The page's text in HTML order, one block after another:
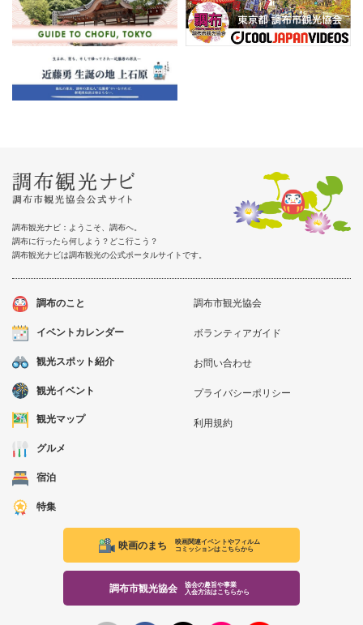
調布観光ナビ：ようこそ、調布へ。
調布に行ったら何しよう？どこ行こう？
調布観光ナビは調布観光の公式ポータルサイトです。
調布のこと
イベントカレンダー
観光スポット紹介
観光イベント
観光マップ
グルメ
宿泊
特集
調布市観光協会
ボランティアガイド
お問い合わせ
プライバシーポリシー
利用規約
映画のまち
映画関連イベントやフィルム
コミッションはこちらから
調布市観光協会
協会の趣旨や事業
入会方法はこちらから